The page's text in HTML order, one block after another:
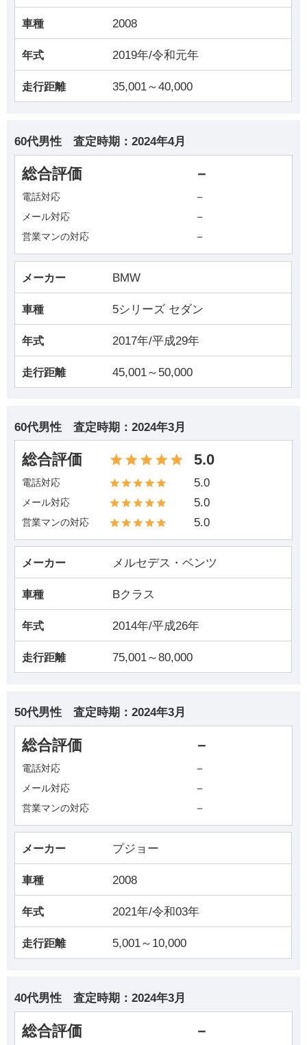
車種 2008
年式 2019年/令和元年
走行距離 35,001～40,000
60代男性 査定時期： 2024年4月
総合評価 －
電話対応 －
メール対応 －
営業マンの対応 －
メーカー BMW
車種 5シリーズ セダン
年式 2017年/平成29年
走行距離 45,001～50,000
60代男性 査定時期： 2024年3月
総合評価 5.0
電話対応 5.0
メール対応 5.0
営業マンの対応 5.0
メーカー メルセデス・ベンツ
車種 Bクラス
年式 2014年/平成26年
走行距離 75,001～80,000
50代男性 査定時期： 2024年3月
総合評価 －
電話対応 －
メール対応 －
営業マンの対応 －
メーカー プジョー
車種 2008
年式 2021年/令和03年
走行距離 5,001～10,000
40代男性 査定時期： 2024年3月
総合評価 －